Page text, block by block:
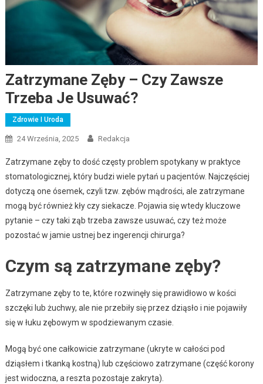
Zatrzymane Zęby – Czy Zawsze
Trzeba Je Usuwać?
Zdrowie I Uroda
24 Września, 2025 Redakcja
Zatrzymane zęby to dość częsty problem spotykany w praktyce
stomatologicznej, który budzi wiele pytań u pacjentów. Najczęściej
dotyczą one ósemek, czyli tzw. zębów mądrości, ale zatrzymane
mogą być również kły czy siekacze. Pojawia się wtedy kluczowe
pytanie – czy taki ząb trzeba zawsze usuwać, czy też może
pozostać w jamie ustnej bez ingerencji chirurga?
Czym są zatrzymane zęby?
Zatrzymane zęby to te, które rozwinęły się prawidłowo w kości
szczęki lub żuchwy, ale nie przebiły się przez dziąsło i nie pojawiły
się w łuku zębowym w spodziewanym czasie.
Mogą być one całkowicie zatrzymane (ukryte w całości pod
dziąsłem i tkanką kostną) lub częściowo zatrzymane (część korony
jest widoczna, a reszta pozostaje zakryta).